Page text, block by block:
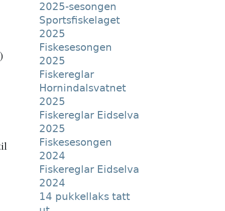
2025-sesongen
Sportsfiskelaget
2025
Fiskesesongen
2025
Fiskereglar
Hornindalsvatnet
2025
Fiskereglar Eidselva
2025
Fiskesesongen
2024
Fiskereglar Eidselva
2024
14 pukkellaks tatt